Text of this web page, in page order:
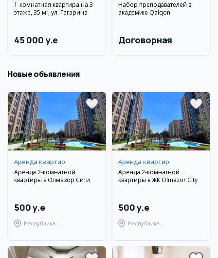
1-комнатная квартира на 3
этаже, 35 м², ул. Гагарина
45 000 y.e
Набор преподавателей в
академию Qalqon
Договорная
Новые объявления
Аренда квартир
Аренда 2-комнатной
квартиры в Олмазор Сити
500 y.e
Республика
Берунийский район
Аренда квартир
Аренда 2-комнатной
квартиры в ЖК Olmazor City
500 y.e
Республика
Берунийский район